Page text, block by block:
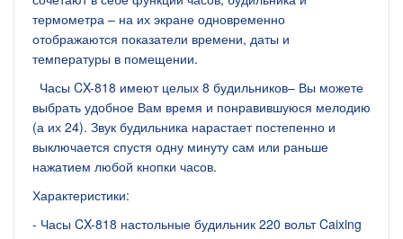
термометра – на их экране одновременно
отображаются показатели времени, даты и
температуры в помещении.
Часы CX-818 имеют целых 8 будильников– Вы можете
выбрать удобное Вам время и понравившуюся мелодию
(а их 24). Звук будильника нарастает постепенно и
выключается спустя одну минуту сам или раньше
нажатием любой кнопки часов.
Характеристики:
- Часы CX-818 настольные будильник 220 вольт Caixing